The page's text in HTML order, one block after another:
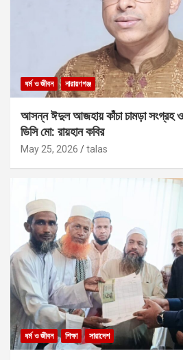
ধর্ম ও জীবন নারায়ণগঞ্জ
আসন্ন ঈদুল আজহায় কাঁচা চামড়া সংগ্রহ ও
ডিসি মো: রায়হান কবির
May 25, 2026 talas
ধর্ম ও জীবন শিক্ষা সারাদেশ